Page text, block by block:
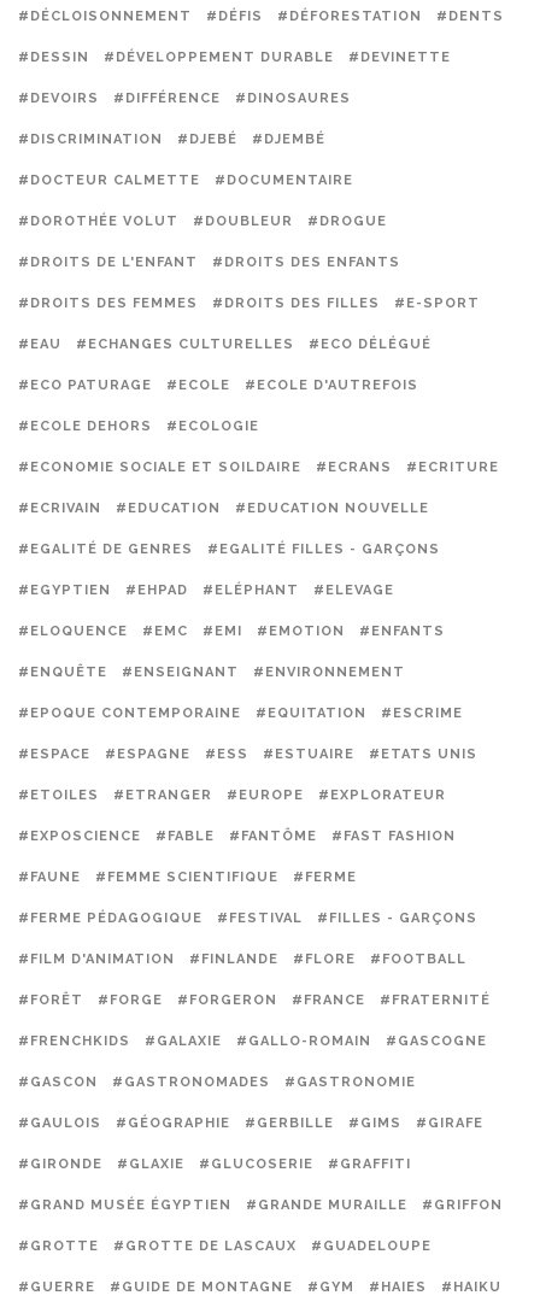
#DÉCLOISONNEMENT #DÉFIS #DÉFORESTATION #DENTS
#DESSIN #DÉVELOPPEMENT DURABLE #DEVINETTE
#DEVOIRS #DIFFÉRENCE #DINOSAURES
#DISCRIMINATION #DJEBÉ #DJEMBÉ
#DOCTEUR CALMETTE #DOCUMENTAIRE
#DOROTHÉE VOLUT #DOUBLEUR #DROGUE
#DROITS DE L'ENFANT #DROITS DES ENFANTS
#DROITS DES FEMMES #DROITS DES FILLES #E-SPORT
#EAU #ECHANGES CULTURELLES #ECO DÉLÉGUÉ
#ECO PATURAGE #ECOLE #ECOLE D'AUTREFOIS
#ECOLE DEHORS #ECOLOGIE
#ECONOMIE SOCIALE ET SOILDAIRE #ECRANS #ECRITURE
#ECRIVAIN #EDUCATION #EDUCATION NOUVELLE
#EGALITÉ DE GENRES #EGALITÉ FILLES - GARÇONS
#EGYPTIEN #EHPAD #ELÉPHANT #ELEVAGE
#ELOQUENCE #EMC #EMI #EMOTION #ENFANTS
#ENQUÊTE #ENSEIGNANT #ENVIRONNEMENT
#EPOQUE CONTEMPORAINE #EQUITATION #ESCRIME
#ESPACE #ESPAGNE #ESS #ESTUAIRE #ETATS UNIS
#ETOILES #ETRANGER #EUROPE #EXPLORATEUR
#EXPOSCIENCE #FABLE #FANTÔME #FAST FASHION
#FAUNE #FEMME SCIENTIFIQUE #FERME
#FERME PÉDAGOGIQUE #FESTIVAL #FILLES - GARÇONS
#FILM D'ANIMATION #FINLANDE #FLORE #FOOTBALL
#FORÊT #FORGE #FORGERON #FRANCE #FRATERNITÉ
#FRENCHKIDS #GALAXIE #GALLO-ROMAIN #GASCOGNE
#GASCON #GASTRONOMADES #GASTRONOMIE
#GAULOIS #GÉOGRAPHIE #GERBILLE #GIMS #GIRAFE
#GIRONDE #GLAXIE #GLUCOSERIE #GRAFFITI
#GRAND MUSÉE ÉGYPTIEN #GRANDE MURAILLE #GRIFFON
#GROTTE #GROTTE DE LASCAUX #GUADELOUPE
#GUERRE #GUIDE DE MONTAGNE #GYM #HAIES #HAIKU